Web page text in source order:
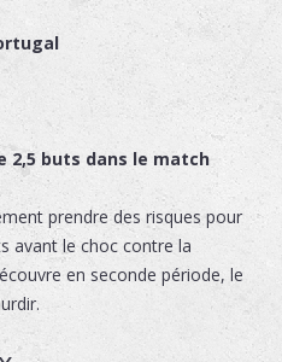
2,5 buts dans le match
prendre des risques pour
avant le choc contre la
en seconde période, le